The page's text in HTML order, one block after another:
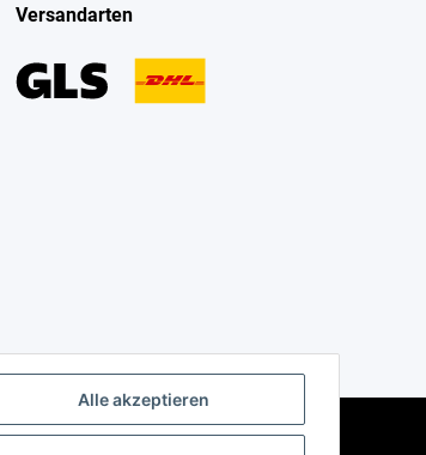
Versandarten
Powered byJTL-Shop
Alle akzeptieren